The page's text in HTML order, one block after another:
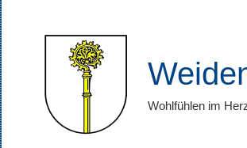
Zum
Inhalt
springen
Wohlfühlen im